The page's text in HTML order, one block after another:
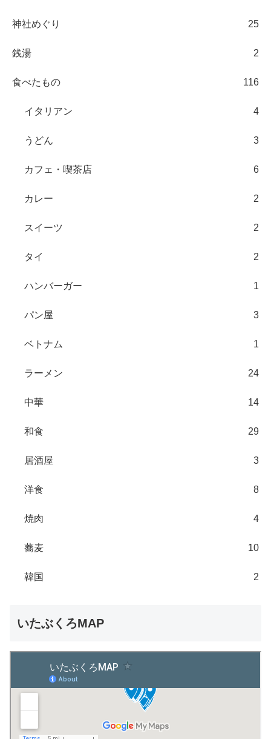
神社めぐり 25
銭湯 2
食べたもの 116
イタリアン 4
うどん 3
カフェ・喫茶店 6
カレー 2
スイーツ 2
タイ 2
ハンバーガー 1
パン屋 3
ベトナム 1
ラーメン 24
中華 14
和食 29
居酒屋 3
洋食 8
焼肉 4
蕎麦 10
韓国 2
いたぶくろMAP